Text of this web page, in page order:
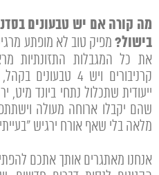
מה קורה אם יש טבעונים
בישול? מפיק טוב לא מופתע
את כל המגבלות התזונתיות
קרניבורים ויש 4
ייעודית שתכלול נתחי ביונד
שהם יקבלו ארוחה מעולה
מלאה בלי שאף אורח ירגיש
אנחנו מאתגרים אותך אתכם